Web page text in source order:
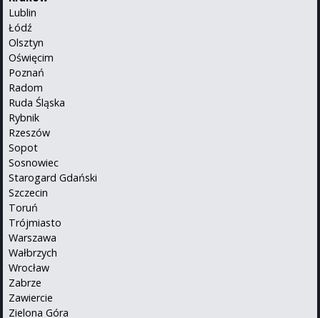
Lublin
Łódź
Olsztyn
Oświęcim
Poznań
Radom
Ruda Śląska
Rybnik
Rzeszów
Sopot
Sosnowiec
Starogard Gdański
Szczecin
Toruń
Trójmiasto
Warszawa
Wałbrzych
Wrocław
Zabrze
Zawiercie
Zielona Góra